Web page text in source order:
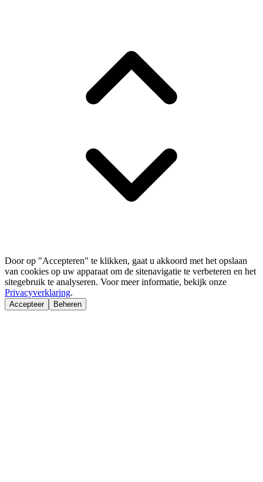
Door op "Accepteren" te klikken, gaat u akkoord met het opslaan
van cookies op uw apparaat om de sitenavigatie te verbeteren en het
sitegebruik te analyseren. Voor meer informatie, bekijk onze
Privacyverklaring.
Accepteer Beheren